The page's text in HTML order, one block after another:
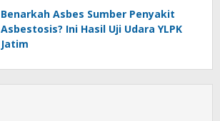
Benarkah Asbes Sumber Penyakit
Asbestosis? Ini Hasil Uji Udara YLPK
Jatim